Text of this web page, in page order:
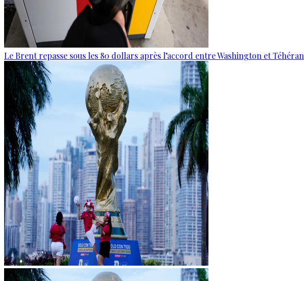
Le Brent repasse sous les 80 dollars après l’accord entre Washington et Téhéran